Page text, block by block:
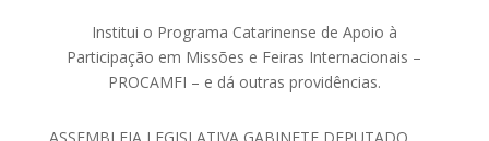
Institui o Programa Catarinense de Apoio à
Participação em Missões e Feiras Internacionais –
PROCAMFI – e dá outras providências.